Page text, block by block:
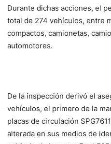
Durante dichas acciones, el
total de 274 vehículos, entre
compactos, camionetas,
automotores.
De la inspección derivó el
vehículos, el primero de la
placas de circulación
alterada en sus medios de